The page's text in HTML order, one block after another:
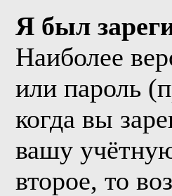
Я был
Наиболее
или пароль
когда вы
вашу
второе, то